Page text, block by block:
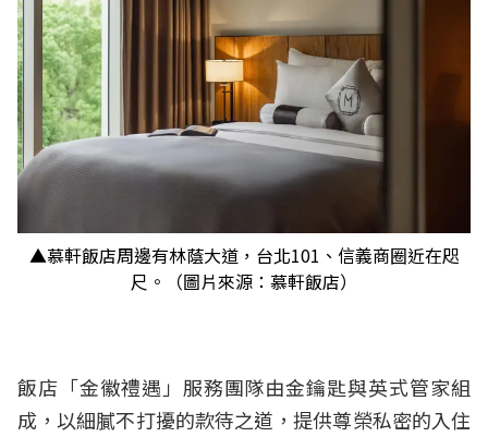
▲慕軒飯店周邊有林蔭大道，台北101、信義商圈近在咫
尺。（圖片來源：慕軒飯店）
飯店「金徽禮遇」服務團隊由金鑰匙與英式管家組
成，以細膩不打擾的款待之道，提供尊榮私密的入住